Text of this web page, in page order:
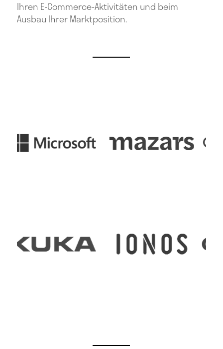
Ihren E-Commerce-Aktivitäten und beim
Ausbau Ihrer Marktposition.